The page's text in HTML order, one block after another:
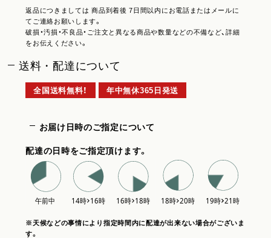
返品につきましては 商品到着後 7日間以内にお電話またはメールに
てご連絡お願いします。
破損・汚損・不良品・ご注文と異なる商品や数量などの不備など、詳細
をお伝えください。
送料・配達について
全国送料無料！ 年中無休365日発送
お届け日時のご指定について
配達の日時をご指定頂けます。
※天候などの事情により指定時間内に配達が出来ない場合がございま
す。